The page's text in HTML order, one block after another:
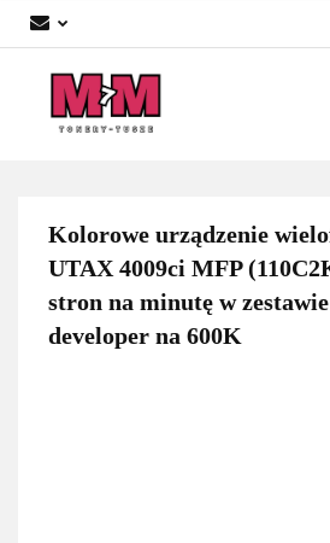
Kolorowe urządzenie
UTAX 4009ci MFP
stron na minutę w
developer na 600K